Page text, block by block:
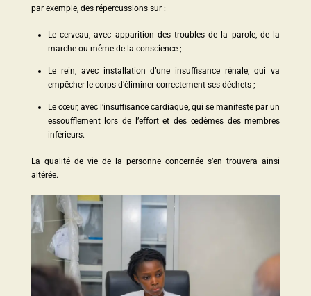
par exemple, des répercussions sur :
Le cerveau, avec apparition des troubles de la parole, de la
marche ou même de la conscience ;
Le rein, avec installation d’une insuffisance rénale, qui va
empêcher le corps d’éliminer correctement ses déchets ;
Le cœur, avec l’insuffisance cardiaque, qui se manifeste par un
essoufflement lors de l’effort et des œdèmes des membres
inférieurs.
La qualité de vie de la personne concernée s’en trouvera ainsi
altérée.